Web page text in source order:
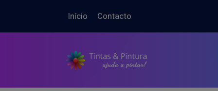
Início Contacto